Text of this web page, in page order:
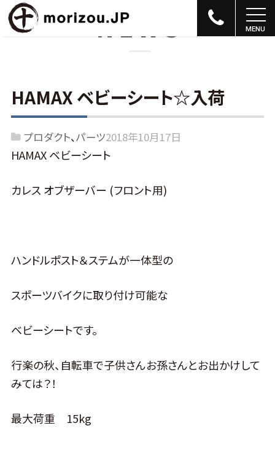
NEWS
HAMAX ベビーシート☆入荷
プロダクト パーツ2018年10月17日
HAMAX ベビーシート
カレス オブザーバー (フロント用)
ハンドルポスト＆ステムが一体型の
スポーツバイクに取り付け可能な
ベビーシートです。
行楽の秋、自転車で子供さんお孫さんとお出かけして
みては？！
最大荷重 15kg